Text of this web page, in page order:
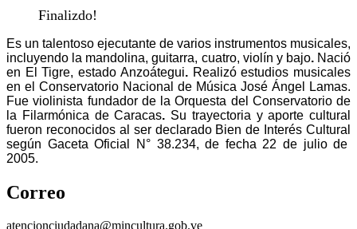
Finalizdo!
Es un talentoso ejecutante de varios instrumentos musicales,
incluyendo la mandolina, guitarra, cuatro, violín y bajo. Nació
en El Tigre, estado Anzoátegui.Realizó estudios musicales
en el Conservatorio Nacional de Música José Ángel Lamas.
Fueviolinista fundador de la Orquesta del Conservatorio de
la Filarmónica de Caracas. Su trayectoria y aporte cultural
fueron reconocidos al ser declarado Bien de Interés Cultural
según Gaceta Oficial N° 38.234, de fecha 22 de julio de
2005.
Correo
atencionciudadana@mincultura.gob.ve